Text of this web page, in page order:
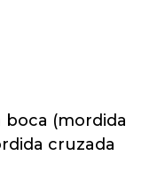
(mordida
cruzada